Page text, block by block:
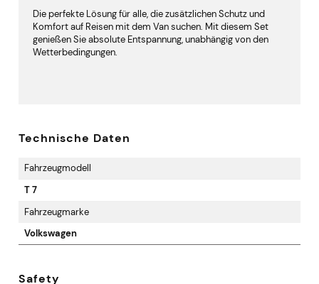
Die perfekte Lösung für alle, die zusätzlichen Schutz und
Komfort auf Reisen mit dem Van suchen. Mit diesem Set
genießen Sie absolute Entspannung, unabhängig von den
Wetterbedingungen.
Technische Daten
Fahrzeugmodell
T 7
Fahrzeugmarke
Volkswagen
Safety